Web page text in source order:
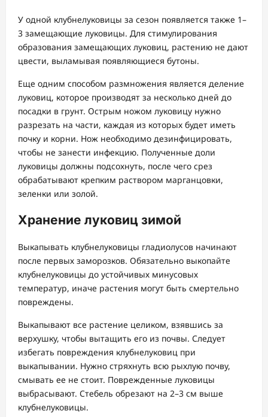
У одной клубнелуковицы за сезон появляется также 1–
3 замещающие луковицы. Для стимулирования
образования замещающих луковиц, растению не дают
цвести, выламывая появляющиеся бутоны.
Еще одним способом размножения является деление
луковиц, которое производят за несколько дней до
посадки в грунт. Острым ножом луковицу нужно
разрезать на части, каждая из которых будет иметь
почку и корни. Нож необходимо дезинфицировать,
чтобы не занести инфекцию. Полученные доли
луковицы должны подсохнуть, после чего срез
обрабатывают крепким раствором марганцовки,
зеленки или золой.
Хранение луковиц зимой
Выкапывать клубнелуковицы гладиолусов начинают
после первых заморозков. Обязательно выкопайте
клубнелуковицы до устойчивых минусовых
температур, иначе растения могут быть смертельно
повреждены.
Выкапывают все растение целиком, взявшись за
верхушку, чтобы вытащить его из почвы. Следует
избегать повреждения клубнелуковиц при
выкапывании. Нужно стряхнуть всю рыхлую почву,
смывать ее не стоит. Поврежденные луковицы
выбрасывают. Стебель обрезают на 2–3 см выше
клубнелуковицы.